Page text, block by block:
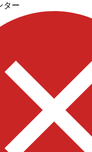
ター